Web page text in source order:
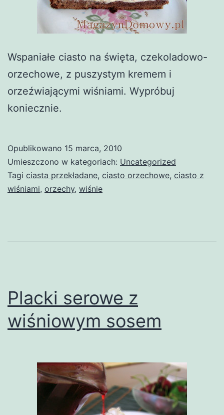
Wspaniałe ciasto na święta, czekoladowo-
orzechowe, z puszystym kremem i
orzeźwiającymi wiśniami. Wypróbuj
koniecznie.
Opublikowano 15 marca, 2010
Umieszczono w kategoriach: Uncategorized
Tagi ciasta przekładane, ciasto orzechowe, ciasto z
wiśniami, orzechy, wiśnie
Placki serowe z
wiśniowym sosem